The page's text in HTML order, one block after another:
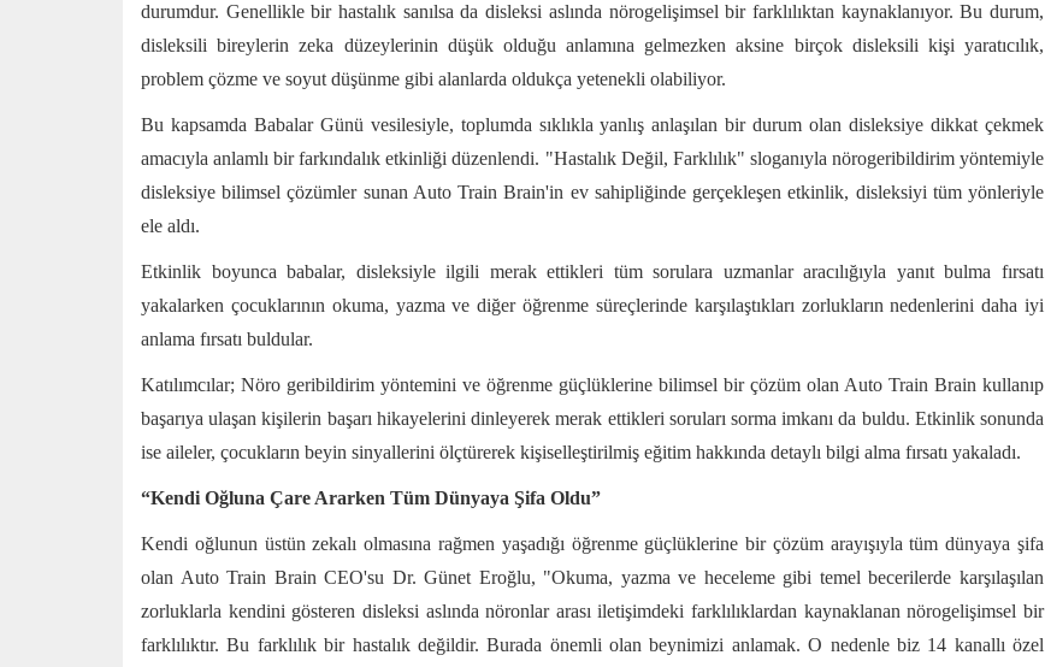
durumdur. Genellikle bir hastalık sanılsa da disleksi aslında nörogelişimsel bir farklılıktan kaynaklanıyor. Bu durum,
disleksili bireylerin zeka düzeylerinin düşük olduğu anlamına gelmezken aksine birçok disleksili kişi yaratıcılık,
problem çözme ve soyut düşünme gibi alanlarda oldukça yetenekli olabiliyor.
Bu kapsamda Babalar Günü vesilesiyle, toplumda sıklıkla yanlış anlaşılan bir durum olan disleksiye dikkat çekmek
amacıyla anlamlı bir farkındalık etkinliği düzenlendi. "Hastalık Değil, Farklılık" sloganıyla nörogeribildirim yöntemiyle
disleksiye bilimsel çözümler sunan Auto Train Brain'in ev sahipliğinde gerçekleşen etkinlik, disleksiyi tüm yönleriyle
ele aldı.
Etkinlik boyunca babalar, disleksiyle ilgili merak ettikleri tüm sorulara uzmanlar aracılığıyla yanıt bulma fırsatı
yakalarken çocuklarının okuma, yazma ve diğer öğrenme süreçlerinde karşılaştıkları zorlukların nedenlerini daha iyi
anlama fırsatı buldular.
Katılımcılar; Nöro geribildirim yöntemini ve öğrenme güçlüklerine bilimsel bir çözüm olan Auto Train Brain kullanıp
başarıya ulaşan kişilerin başarı hikayelerini dinleyerek merak ettikleri soruları sorma imkanı da buldu. Etkinlik sonunda
ise aileler, çocukların beyin sinyallerini ölçtürerek kişiselleştirilmiş eğitim hakkında detaylı bilgi alma fırsatı yakaladı.
“Kendi Oğluna Çare Ararken Tüm Dünyaya Şifa Oldu”
Kendi oğlunun üstün zekalı olmasına rağmen yaşadığı öğrenme güçlüklerine bir çözüm arayışıyla tüm dünyaya şifa
olan Auto Train Brain CEO'su Dr. Günet Eroğlu, "Okuma, yazma ve heceleme gibi temel becerilerde karşılaşılan
zorluklarla kendini gösteren disleksi aslında nöronlar arası iletişimdeki farklılıklardan kaynaklanan nörogelişimsel bir
farklılıktır. Bu farklılık bir hastalık değildir. Burada önemli olan beynimizi anlamak. O nedenle biz 14 kanallı özel